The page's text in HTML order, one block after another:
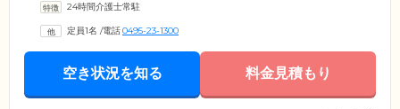
状況や、得意なことに合わせて家事を分担しており、役割を強制するこ
して、責任感や達成感を得られやすく、認知症の進行抑制の効果が期待
できます。スタッフ一同、ご入居のみなさまが「自分らしく」暮らせる
24時間介護士常駐
定員1名 /電話0495-23-1300
空き状況を知る 料金見積もり